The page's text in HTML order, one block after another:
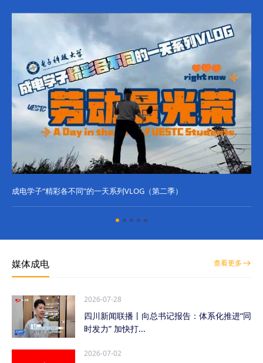
成电学子“精彩各不同”的一天系列VLOG（第二季）
媒体成电 查看更多
2026-07-28
四川新闻联播丨向总书记报告：体系化推进“同
时发力” 加快打...
2026-07-02